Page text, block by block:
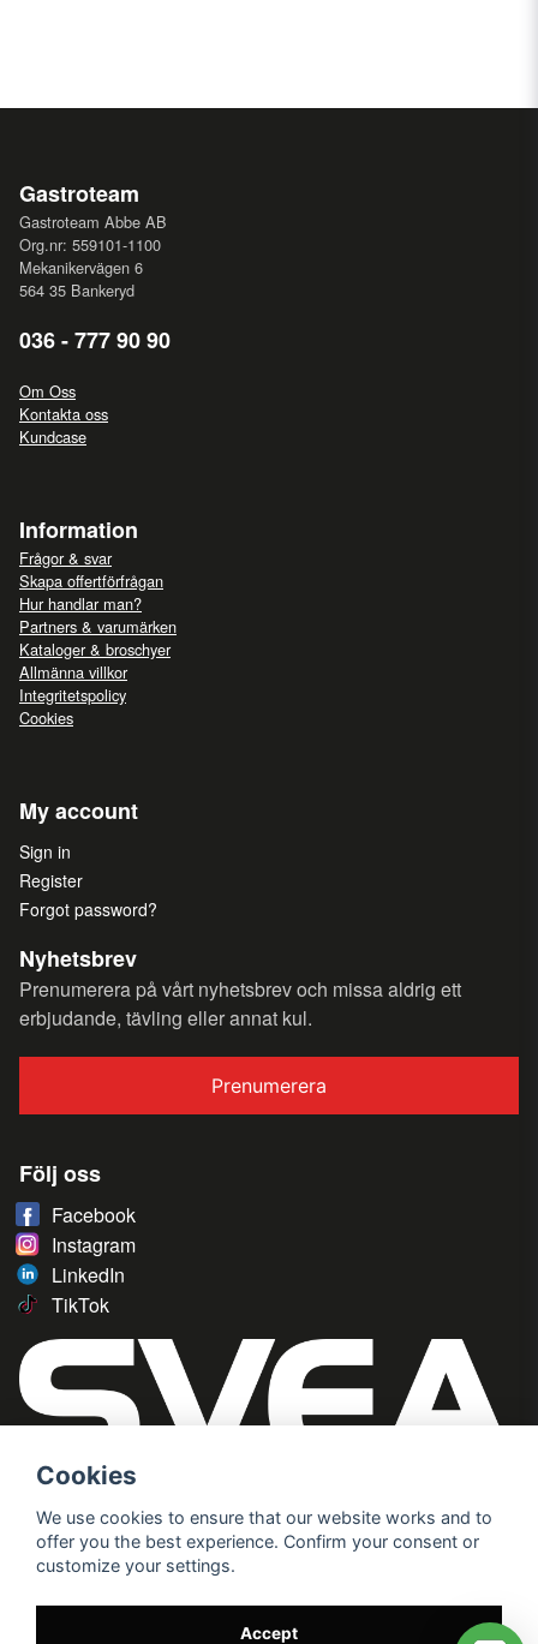
Gastroteam
Gastroteam Abbe AB
Org.nr: 559101-1100
Mekanikervägen 6
564 35 Bankeryd
036 - 777 90 90
Om Oss
Kontakta oss
Kundcase
Information
Frågor & svar
Skapa offertförfrågan
Hur handlar man?
Partners & varumärken
Kataloger & broschyer
Allmänna villkor
Integritetspolicy
Cookies
My account
Sign in
Register
Forgot password?
Nyhetsbrev
Prenumerera på vårt nyhetsbrev och missa aldrig ett
erbjudande, tävling eller annat kul.
Prenumerera
Följ oss
Facebook
Instagram
LinkedIn
TikTok
Cookies
We use cookies to ensure that our website works and to
offer you the best experience. Confirm your consent or
customize your settings.
Accept